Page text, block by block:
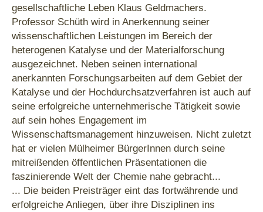
gesellschaftliche Leben Klaus Geldmachers.
Professor Schüth wird in Anerkennung seiner
wissenschaftlichen Leistungen im Bereich der
heterogenen Katalyse und der Materialforschung
ausgezeichnet. Neben seinen international
anerkannten Forschungsarbeiten auf dem Gebiet der
Katalyse und der Hochdurchsatzverfahren ist auch auf
seine erfolgreiche unternehmerische Tätigkeit sowie
auf sein hohes Engagement im
Wissenschaftsmanagement hinzuweisen. Nicht zuletzt
hat er vielen Mülheimer BürgerInnen durch seine
mitreißenden öffentlichen Präsentationen die
faszinierende Welt der Chemie nahe gebracht...
... Die beiden Preisträger eint das fortwährende und
erfolgreiche Anliegen, über ihre Disziplinen ins